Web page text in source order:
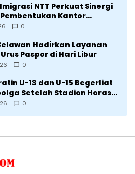
NTT Perkuat Sinergi
Kantor
Timur
0
Hadirkan Layanan
Paspor di Hari Libur
0
U-13 dan U-15 Begerliat
Setelah Stadion Horas
Wali Kota
0